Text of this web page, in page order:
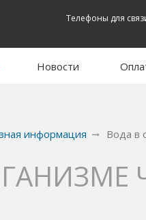
Телефоны для
Новости
информация Вода в